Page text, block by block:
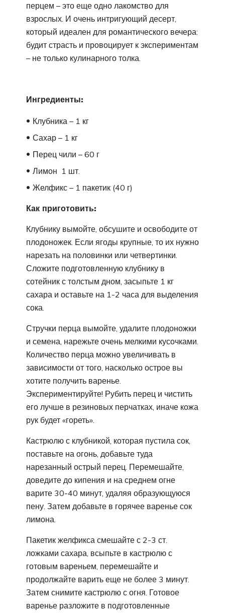
перцем – это еще одно лакомство для
взрослых. И очень интригующий десерт,
который идеален для романтического вечера:
будит страсть и провоцирует к экспериментам
– не только кулинарного толка.
Ингредиенты:
Клубника – 1 кг
Сахар – 1 кг
Перец чили – 60 г
Лимон ­ 1 шт.
Желфикс – 1 пакетик (40 г)
Как приготовить:
Клубнику вымойте, обсушите и освободите от
плодоножек. Если ягоды крупные, то их нужно
нарезать на половинки или четвертинки.
Сложите подготовленную клубнику в
сотейник с толстым дном, засыпьте 1 кг
сахара и оставьте на 1-2 часа для выделения
сока.
Стручки перца вымойте, удалите плодоножки
и семена, нарежьте очень мелкими кусочками.
Количество перца можно увеличивать в
зависимости от того, насколько острое вы
хотите получить варенье.
Экспериментируйте! Рубить перец и чистить
его лучше в резиновых перчатках, иначе кожа
рук будет «гореть».
Кастрюлю с клубникой, которая пустила сок,
поставьте на огонь, добавьте туда
нарезанный острый перец. Перемешайте,
доведите до кипения и на среднем огне
варите 30-40 минут, удаляя образующуюся
пену. Затем добавьте в горячее варенье сок
лимона.
Пакетик желфикса смешайте с 2-3 ст.
ложками сахара, всыпьте в кастрюлю с
готовым вареньем, перемешайте и
продолжайте варить еще не более 3 минут.
Затем снимите кастрюлю с огня. Готовое
варенье разложите в подготовленные